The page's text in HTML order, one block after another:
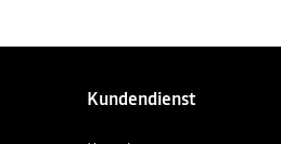
Kundendienst